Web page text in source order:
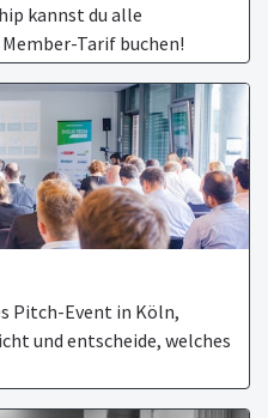
kannst du alle
Tarif buchen!
Pitch-Event in Köln,
und entscheide, welches